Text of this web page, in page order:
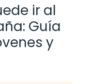
ir al
Guía
y